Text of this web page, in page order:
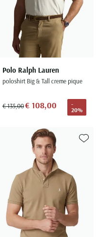
Polo Ralph Lauren
poloshirt Big & Tall creme pique
€ 135,00€ 108,00
-
20%
aan favorieten